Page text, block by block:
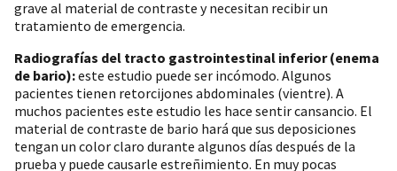
grave al material de contraste y necesitan recibir un
tratamiento de emergencia.
Radiografías del tracto gastrointestinal inferior (enema
de bario):este estudio puede ser incómodo. Algunos
pacientes tienen retorcijones abdominales (vientre). A
muchos pacientes este estudio les hace sentir cansancio. El
material de contraste de bario hará que sus deposiciones
tengan un color claro durante algunos días después de la
prueba y puede causarle estreñimiento. En muy pocas